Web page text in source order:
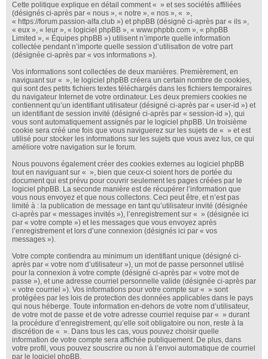
Cette politique explique en détail comment « » et ses sociétés affiliées
(désignés ci-après par « nous », « notre », « nos », « »,
« https://forum.passion-alfa.club ») et phpBB (désigné ci-après par « ils »,
« eux », « leur », « logiciel phpBB », « www.phpbb.com », « phpBB
Limited », « Équipes phpBB ») utilisent n’importe quelle information
collectée pendant n’importe quelle session d’utilisation de votre part
(désignée ci-après par « vos informations »).
Vos informations sont collectées de deux manières. Premièrement, en
naviguant sur « », le logiciel phpBB créera un certain nombre de cookies,
qui sont des petits fichiers textes téléchargés dans les fichiers temporaires
du navigateur Internet de votre ordinateur. Les deux premiers cookies ne
contiennent qu’un identifiant utilisateur (désigné ci-après par « user-id ») et
un identifiant de session invité (désigné ci-après par « session-id »), qui
vous sont automatiquement assignés par le logiciel phpBB. Un troisième
cookie sera créé une fois que vous naviguerez sur les sujets de « » et est
utilisé pour stocker les informations sur les sujets que vous avez lus, ce qui
améliore votre navigation sur le forum.
Nous pouvons également créer des cookies externes au logiciel phpBB
tout en naviguant sur « », bien que ceux-ci soient hors de portée du
document qui est prévu pour couvrir seulement les pages créées par le
logiciel phpBB. La seconde manière est de récupérer l’information que
vous nous envoyez et que nous collectons. Ceci peut être, et n’est pas
limité à : la publication de message en tant qu’utilisateur invité (désignée
ci-après par « messages invités »), l’enregistrement sur « » (désignée ici
par « votre compte ») et les messages que vous envoyez après
l’enregistrement et lors d’une connexion (désignés ici par « vos
messages »).
Votre compte contiendra au minimum un identifiant unique (désigné ci-
après par « votre nom d’utilisateur »), un mot de passe personnel utilisé
pour la connexion à votre compte (désigné ci-après par « votre mot de
passe »), et une adresse courriel personnelle valide (désignée ci-après par
« votre courriel »). Vos informations pour votre compte sur « » sont
protégées par les lois de protection des données applicables dans le pays
qui nous héberge. Toute information en-dehors de votre nom d’utilisateur,
de votre mot de passe et de votre adresse courriel requise par « » durant
la procédure d’enregistrement, qu’elle soit obligatoire ou non, reste à la
discrétion de « ». Dans tous les cas, vous pouvez choisir quelle
information de votre compte sera affichée publiquement. De plus, dans
votre profil, vous pouvez souscrire ou non à l’envoi automatique de courriel
par le logiciel phpBB.